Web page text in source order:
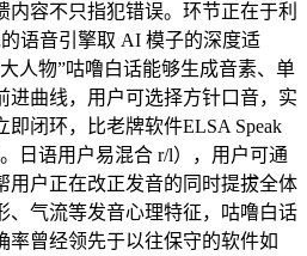
容不只指犯错误。环节正在于利
语音引擎取 AI 模子的深度适
人物”咕噜白话能够生成音素、单
进曲线，用户可选择方针口音，实
即闭环，比老牌软件ELSA Speak
日语用户易混合 r/l），用户可通
用户正在改正发音的同时提拔全体
、气流等发音心理特征，咕噜白话
率曾经领先于以往保守的软件如